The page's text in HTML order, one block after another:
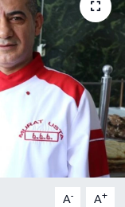
A- A+